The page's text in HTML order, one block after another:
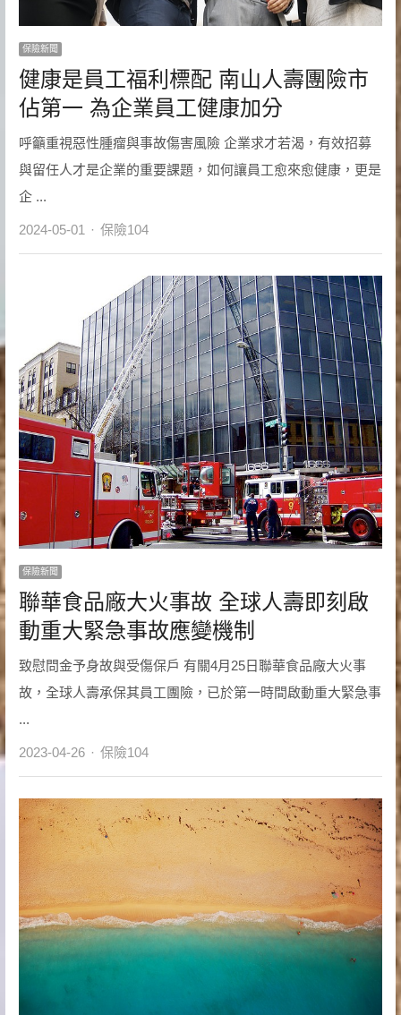
保險新聞
健康是員工福利標配 南山人壽團險市
佔第一 為企業員工健康加分
呼籲重視惡性腫瘤與事故傷害風險 企業求才若渴，有效招募
與留任人才是企業的重要課題，如何讓員工愈來愈健康，更是
企 ...
2024-05-01 Author
保險104
保險新聞
聯華食品廠大火事故 全球人壽即刻啟
動重大緊急事故應變機制
致慰問金予身故與受傷保戶 有關4月25日聯華食品廠大火事
故，全球人壽承保其員工團險，已於第一時間啟動重大緊急事
...
2023-04-26 Author
保險104